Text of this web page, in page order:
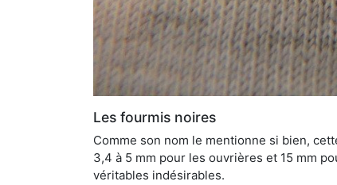
Les fourmis noires
Comme son nom le mentionne si bien,
3,4 à 5 mm pour les ouvrières et 15 mm
véritables indésirables.